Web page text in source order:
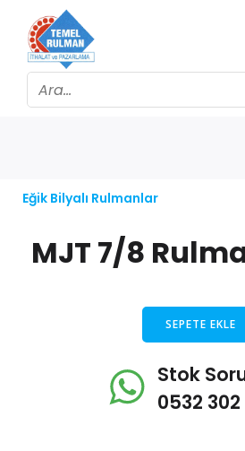
Eğik Bilyalı Rulmanlar
MJT 7/8
SEPETE EKLE
Stok
0532